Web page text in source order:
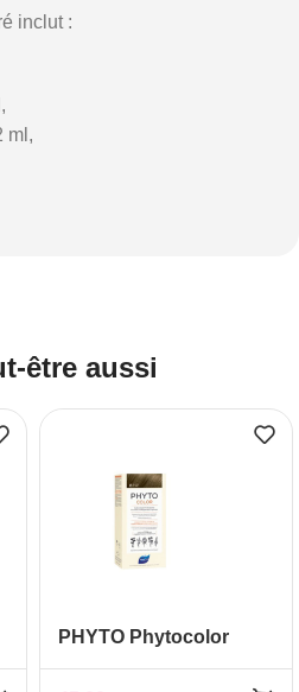
inclut :
ml,
être aussi
PHYTO Phytocolor